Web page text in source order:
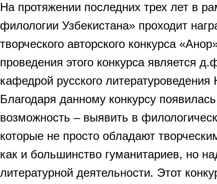
На протяжении последних трех лет в
филологии Узбекистана» проходит
творческого авторского конкурса
проведения этого конкурса является
кафедрой русского
Благодаря данному конкурсу
возможность – выявить в
которые не просто обладают
как и большинство гуманитариев, но
литературной деятельности. Этот